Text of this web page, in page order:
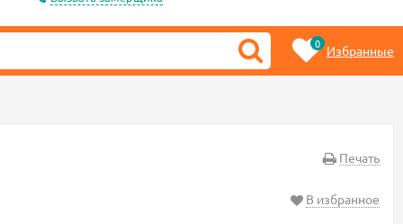
0 Избранные
Печать
В избранное